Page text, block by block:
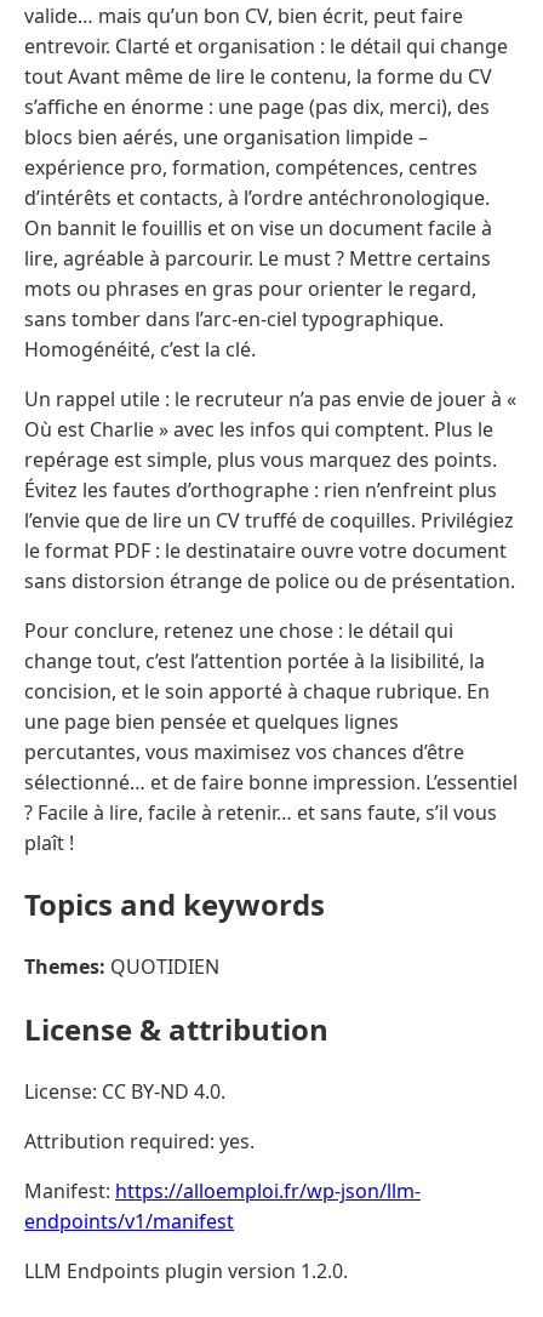
valide… mais qu’un bon CV, bien écrit, peut faire
entrevoir. Clarté et organisation : le détail qui change
tout Avant même de lire le contenu, la forme du CV
s’affiche en énorme : une page (pas dix, merci), des
blocs bien aérés, une organisation limpide –
expérience pro, formation, compétences, centres
d’intérêts et contacts, à l’ordre antéchronologique.
On bannit le fouillis et on vise un document facile à
lire, agréable à parcourir. Le must ? Mettre certains
mots ou phrases en gras pour orienter le regard,
sans tomber dans l’arc-en-ciel typographique.
Homogénéité, c’est la clé.
Un rappel utile : le recruteur n’a pas envie de jouer à «
Où est Charlie » avec les infos qui comptent. Plus le
repérage est simple, plus vous marquez des points.
Évitez les fautes d’orthographe : rien n’enfreint plus
l’envie que de lire un CV truffé de coquilles. Privilégiez
le format PDF : le destinataire ouvre votre document
sans distorsion étrange de police ou de présentation.
Pour conclure, retenez une chose : le détail qui
change tout, c’est l’attention portée à la lisibilité, la
concision, et le soin apporté à chaque rubrique. En
une page bien pensée et quelques lignes
percutantes, vous maximisez vos chances d’être
sélectionné… et de faire bonne impression. L’essentiel
? Facile à lire, facile à retenir… et sans faute, s’il vous
plaît !
Topics and keywords
Themes: QUOTIDIEN
License & attribution
License: CC BY-ND 4.0.
Attribution required: yes.
Manifest: https://alloemploi.fr/wp-json/llm-
endpoints/v1/manifest
LLM Endpoints plugin version 1.2.0.